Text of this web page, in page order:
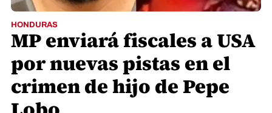
HONDURAS
MP enviará fiscales a USA
por nuevas pistas en el
crimen de hijo de Pepe